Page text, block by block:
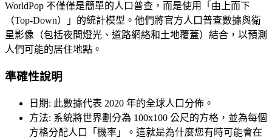
WorldPop 不僅僅是簡單的人口普查，而是使用「由上而下
（Top-Down）」的統計模型。他們將官方人口普查數據與衛
星影像（包括夜間燈光、道路網絡和土地覆蓋）結合，以預測
人們可能的居住地點。
準確性說明
日期: 此數據代表 2020 年的全球人口分佈。
方法: 系統將世界劃分為 100x100 公尺的方格，並為每個
方格分配人口「機率」。這就是為什麼您有時可能會在